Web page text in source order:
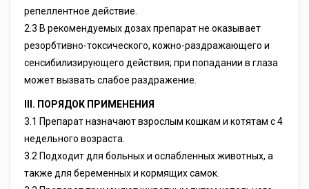
репеллентное действие.
2.3 В рекомендуемых дозах препарат не оказывает
резорбтивно-токсического, кожно-раздражающего и
сенсибилизирующего действия; при попадании в глаза
может вызвать слабое раздражение.
III. ПОРЯДОК ПРИМЕНЕНИЯ
3.1 Препарат назначают взрослым кошкам и котятам с 4
недельного возраста.
3.2 Подходит для больных и ослабленных животных, а
также для беременных и кормящих самок.